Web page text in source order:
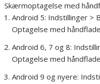
Skærmoptagelse med
Android 5: Indstillinger >
Optagelse med
Android 6, 7 og 8:
Optagelse med
Android 9 og nyere: